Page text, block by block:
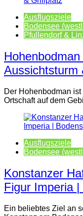
Ausflugsziele
Bodensee
Pfullendorf &
Aussichtsturm
Der Hohenbodman
Ortschaft auf dem
Ausflugsziele
Bodensee
Konstanzer
Figur Imperia
Ein beliebtes Ziel an